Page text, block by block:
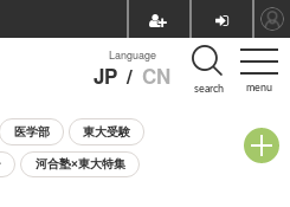
menu
Language
JP / CN search
医学部 東大受験
河合塾×東大特集